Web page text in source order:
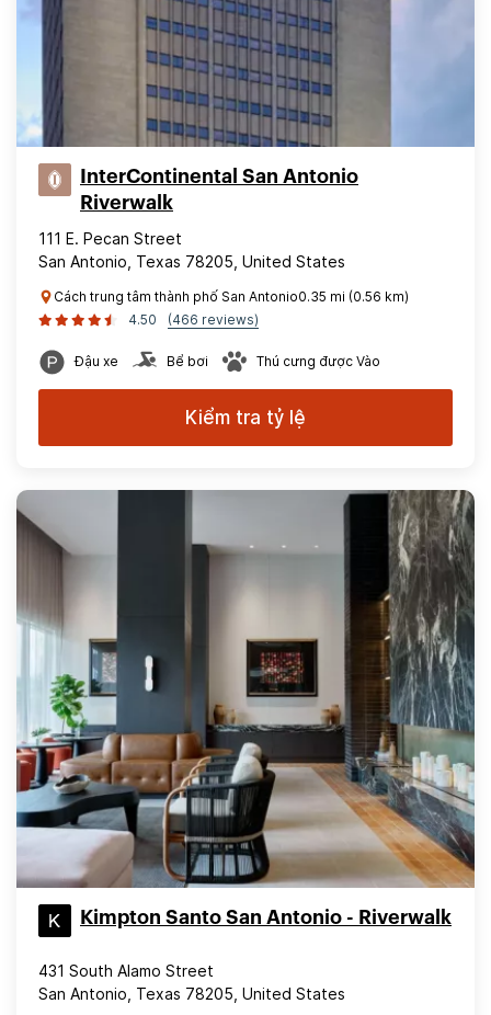
InterContinental San Antonio
Riverwalk
111 E. Pecan Street
San Antonio, Texas 78205, United States
Cách trung tâm thành phố San Antonio0.35 mi (0.56 km)
4.50
(466 reviews)
Đậu xe Bể bơi Thú cưng được Vào
Kiểm tra tỷ lệ
Kimpton Santo San Antonio - Riverwalk
431 South Alamo Street
San Antonio, Texas 78205, United States